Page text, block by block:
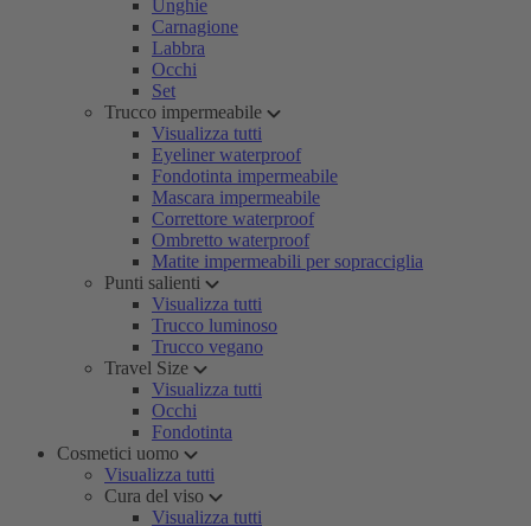
Unghie
Carnagione
Labbra
Occhi
Set
Trucco impermeabile
Visualizza tutti
Eyeliner waterproof
Fondotinta impermeabile
Mascara impermeabile
Correttore waterproof
Ombretto waterproof
Matite impermeabili per sopracciglia
Punti salienti
Visualizza tutti
Trucco luminoso
Trucco vegano
Travel Size
Visualizza tutti
Occhi
Fondotinta
Cosmetici uomo
Visualizza tutti
Cura del viso
Visualizza tutti